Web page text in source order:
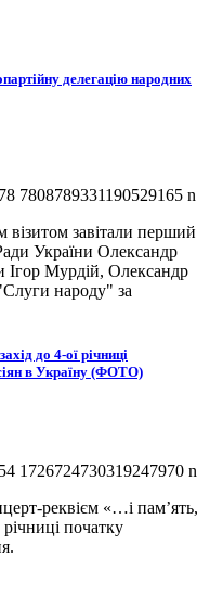
делегацію народних
завітали перший
України Олександр
Ігор Мурдій, Олександр
народу" за
до 4-ої річниці
в Україну (ФОТО)
реквієм «…і пам’ять,
початку